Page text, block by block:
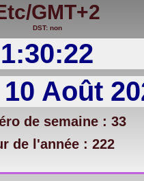
GMT+2
DST: non
1:30:23
Août
de semaine : 33
de l'année : 222